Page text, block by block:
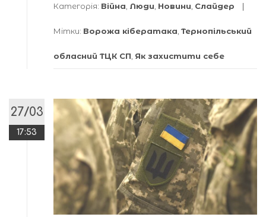
Категорія: Війна Люди Новини Слайдер
Мітки: Ворожа кібератака Тернопільський
обласний ТЦК СП Як захистити себе
27/03
17:53